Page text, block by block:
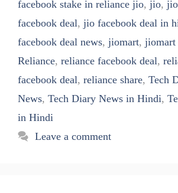
facebook stake in reliance jio, jio,
facebook deal, jio facebook deal in
facebook deal news, jiomart, jiomart
Reliance, reliance facebook deal,
facebook deal, reliance share, Tech
News, Tech Diary News in Hindi,
in Hindi
Leave a comment